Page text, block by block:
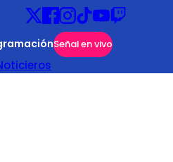
Señal en vivo